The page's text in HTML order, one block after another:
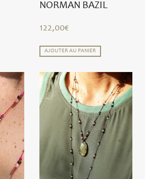
NORMAN BAZIL
122,00€
AJOUTER AU PANIER